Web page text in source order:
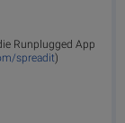
Runplugged App
spreadit)